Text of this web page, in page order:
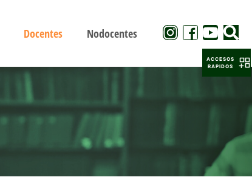
Docentes Nodocentes
ACCESOS
RAPIDOS